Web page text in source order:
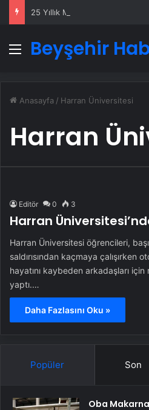
Menü
Beyşehir
Anasayfa / Harran Üniversitesi
Harran
Editör 0 3
Harran
Harran Üniversitesi öğrencileri,
saldırısından kaçmaya çalışırken
hayatını kaybeden arkadaşları
yaptı.…
Daha Fazlasını Oku »
Popüler Son
Oba